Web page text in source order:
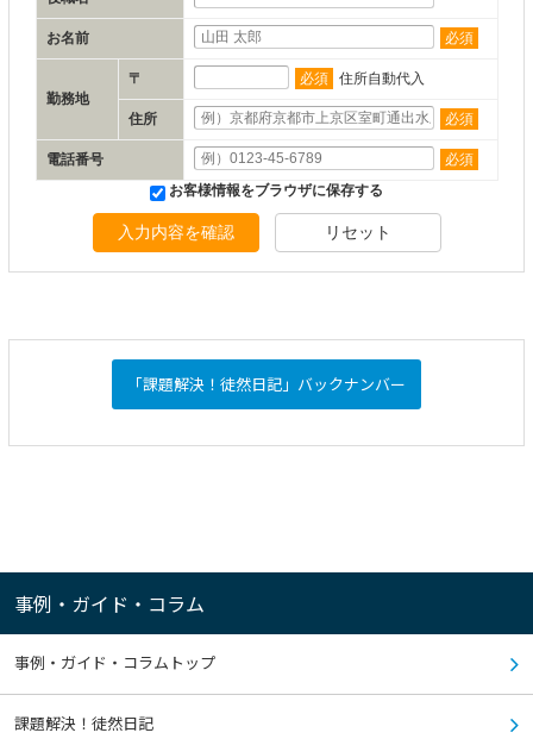
お名前 必須
勤務地
〒 必須 住所自動代入
住所 必須
電話番号
必須
お客様情報をブラウザに保存する
入力内容を確認 リセット
「課題解決！徒然日記」バックナンバー
事例・ガイド・コラム
事例・ガイド・コラムトップ
課題解決！徒然日記